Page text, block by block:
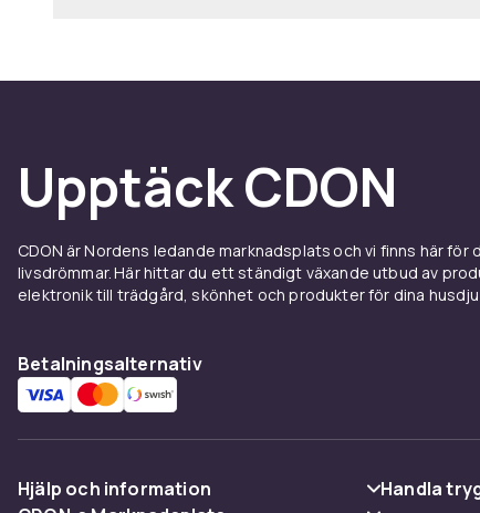
Upptäck CDON
CDON är Nordens ledande marknadsplats och vi finns här
livsdrömmar. Här hittar du ett ständigt växande utbud av
elektronik till trädgård, skönhet och produkter för dina
Betalningsalternativ
Hjälp och information
Handla